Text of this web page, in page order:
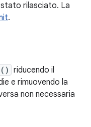
rilasciato. La
.
riducendo il
e rimuovendo la
non necessaria